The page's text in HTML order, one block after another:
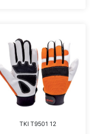
TKI T9501 12